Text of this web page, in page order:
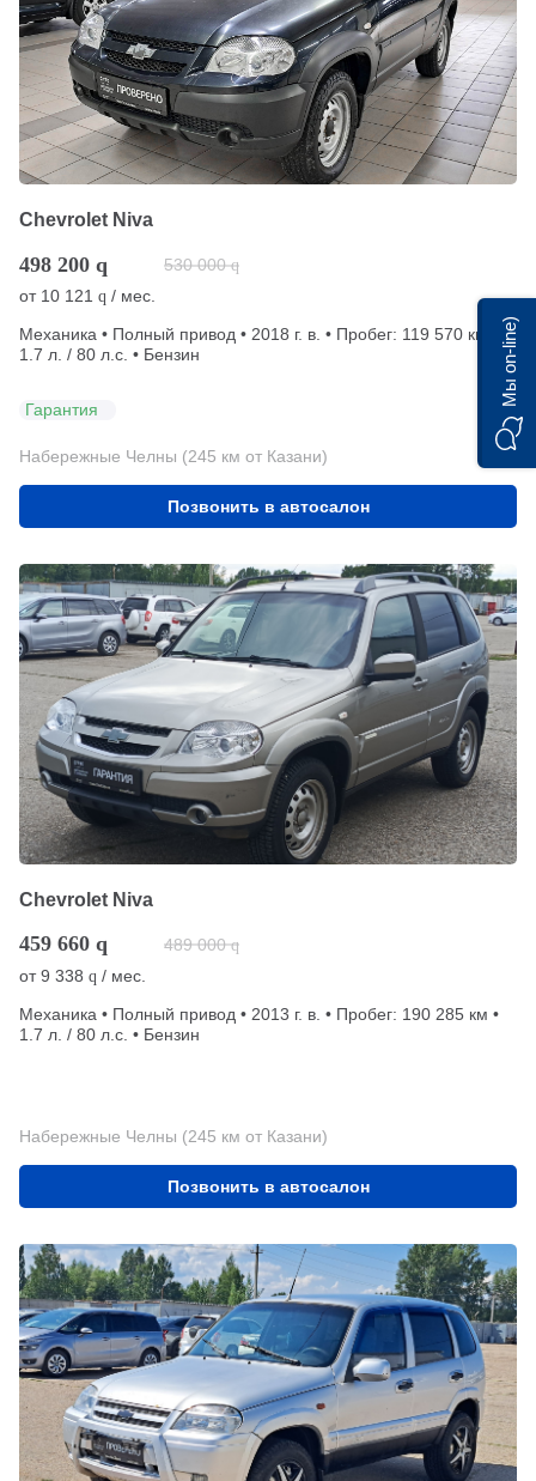
Chevrolet Niva
498 200 q 530 000 q
от 10 121 q / мес.
Механика • Полный привод • 2018 г. в. • Пробег: 119 570 км •
1.7 л. / 80 л.с. • Бензин
Гарантия
Набережные Челны (245 км от Казани)
Позвонить в автосалон
Chevrolet Niva
459 660 q 489 000 q
от9 338 q / мес.
Механика • Полный привод • 2013 г. в. • Пробег: 190 285 км •
1.7 л. / 80 л.с. • Бензин
Набережные Челны (245 км от Казани)
Позвонить в автосалон
Мы on-line)